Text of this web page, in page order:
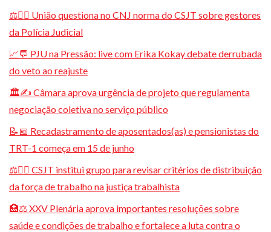
⚖️👮‍♂️ União questiona no CNJ norma do CSJT sobre gestores
da Polícia Judicial
📈💬 PJU na Pressão: live com Erika Kokay debate derrubada
do veto ao reajuste
🏛️✍️ Câmara aprova urgência de projeto que regulamenta
negociação coletiva no serviço público
📝📅 Recadastramento de aposentados(as) e pensionistas do
TRT-1 começa em 15 de junho
⚖️👩‍⚖️ CSJT institui grupo para revisar critérios de distribuição
da força de trabalho na justiça trabalhista
🏥⚖️ XXV Plenária aprova importantes resoluções sobre
saúde e condições de trabalho e fortalece a luta contra o